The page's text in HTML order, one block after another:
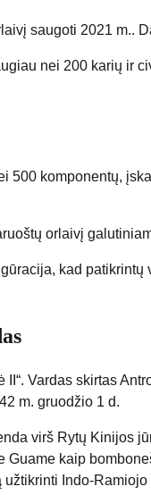
saugoti 2021 m..
nei 200 karių ir
komponentų,
orlaivį
kad
Vardas skirtas
m. gruodžio 1 d.
virš Rytų Kinijos
kaip
Indo-